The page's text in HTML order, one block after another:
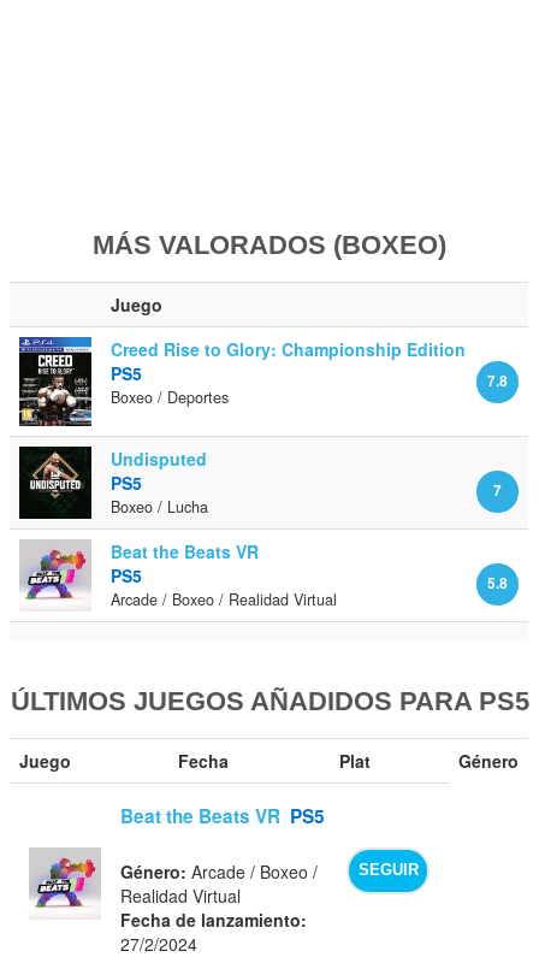
MÁS VALORADOS (BOXEO)
Juego
Creed Rise to Glory: Championship Edition
7.8
PS5
Boxeo / Deportes
Undisputed
7
PS5
Boxeo / Lucha
Beat the Beats VR
5.8
PS5
Arcade / Boxeo / Realidad Virtual
ÚLTIMOS JUEGOS AÑADIDOS PARA PS5
Juego Fecha Plat Género
Beat the Beats VR PS5
SEGUIR
Género: Arcade / Boxeo /
Realidad Virtual
Fecha de lanzamiento:
27/2/2024